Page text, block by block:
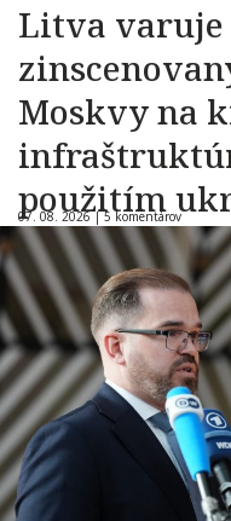
Litva varuje
Moskvy na
použitím
07. 08. 2026 |5 komentárov